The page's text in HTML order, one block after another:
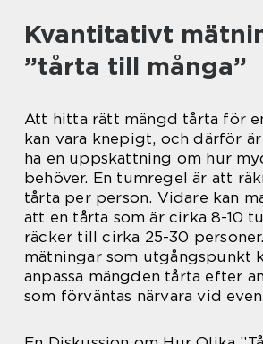
Kvantitativt
”tårta till många”
Att hitta rätt mängd tårta för
kan vara knepigt, och därför
ha en uppskattning om hur
behöver. En tumregel är att
tårta per person. Vidare kan
att en tårta som är cirka 8-10
räcker till cirka 25-30
mätningar som utgångspunkt
anpassa mängden tårta efter
som förväntas närvara vid